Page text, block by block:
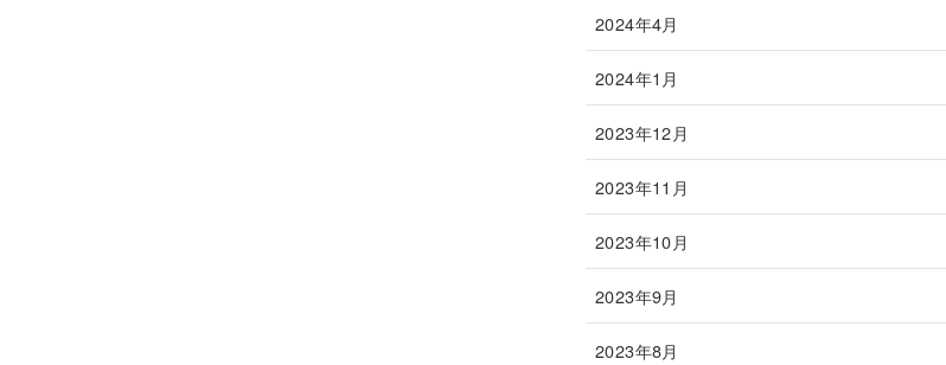
2024年4月
2024年1月
2023年12月
2023年11月
2023年10月
2023年9月
2023年8月